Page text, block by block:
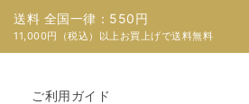
送料 全国一律：550円
11,000円（税込）以上お買上げで送料無料
ご利用ガイド